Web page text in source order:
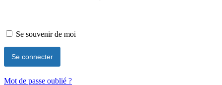
Se souvenir de moi
Mot de passe oublié ?